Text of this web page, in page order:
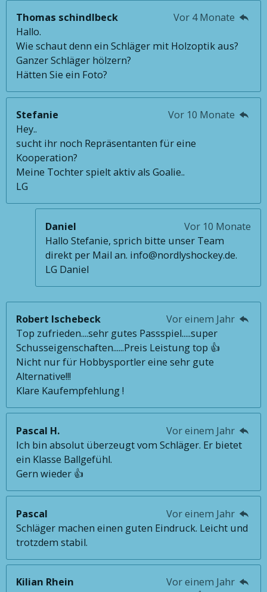
Thomas schindlbeck
Vor 4 Monate
Hallo.
Wie schaut denn ein Schläger mit Holzoptik aus?
Ganzer Schläger hölzern?
Hätten Sie ein Foto?
Stefanie
Vor 10 Monate
Hey..
sucht ihr noch Repräsentanten für eine
Kooperation?
Meine Tochter spielt aktiv als Goalie..
LG
Daniel
Vor 10 Monate
Hallo Stefanie, sprich bitte unser Team
direkt per Mail an. info@nordlyshockey.de.
LG Daniel
Robert Ischebeck
Vor einem Jahr
Top zufrieden....sehr gutes Passspiel.....super
Schusseigenschaften......Preis Leistung top 👍
Nicht nur für Hobbysportler eine sehr gute
Alternative!!!
Klare Kaufempfehlung !
Pascal H.
Vor einem Jahr
Ich bin absolut überzeugt vom Schläger. Er bietet
ein Klasse Ballgefühl.
Gern wieder 👍
Pascal
Vor einem Jahr
Schläger machen einen guten Eindruck. Leicht und
trotzdem stabil.
Kilian Rhein
Vor einem Jahr